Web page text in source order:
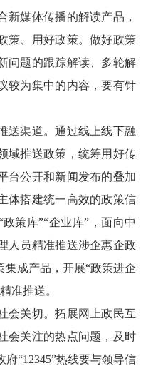
新媒体传播的解读产品，
策、用好政策。做好政策
问题的跟踪解读、多轮解
较为集中的内容，要有针
渠道。通过线上线下融
域推送政策，统筹用好传
台公开和新闻发布的叠加
体搭建统一高效的政策信
策库”“企业库”，面向中
人员精准推送涉企惠企政
集成产品，开展“政策进企
准推送。
关切。拓展网上政民互
会关注的热点问题，及时
“12345”热线要与领导信